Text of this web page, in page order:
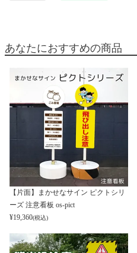
あなたにおすすめの商品
【片面】まかせなサイン ピクトシリ
ーズ 注意看板 os-pict
¥19,360(税込)